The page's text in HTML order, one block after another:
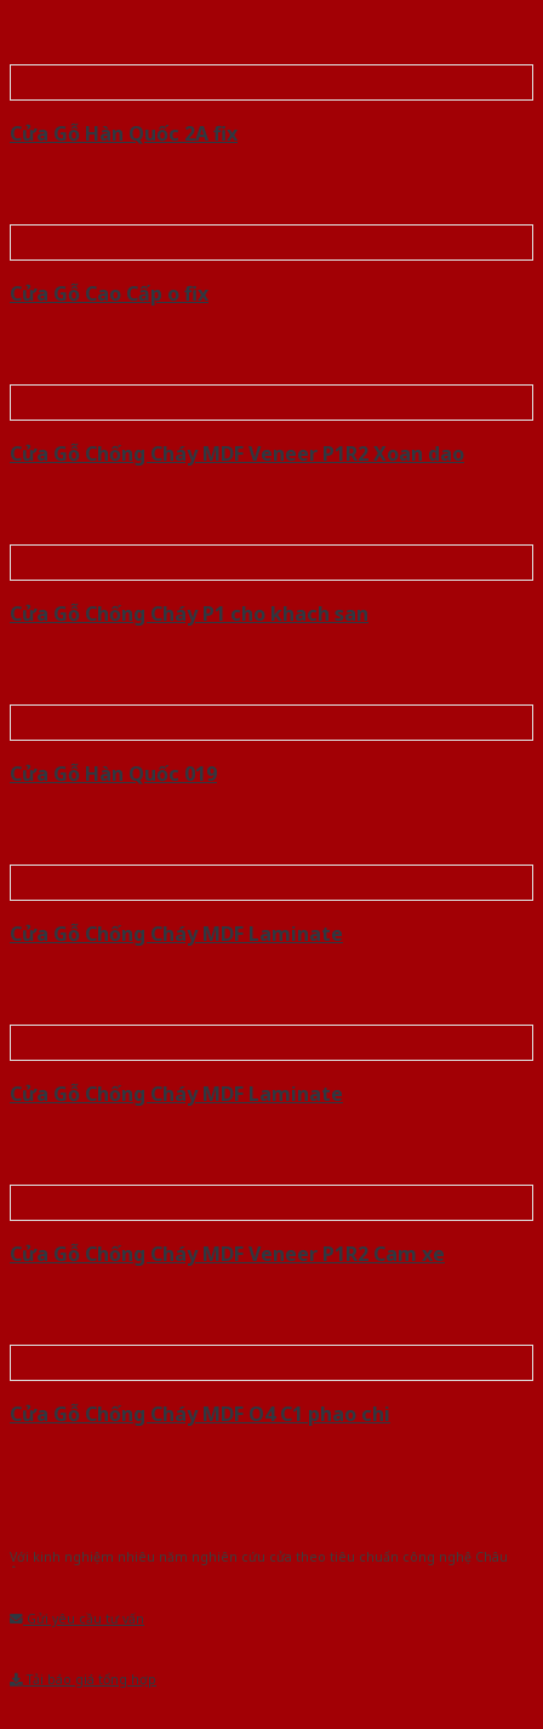
Cửa Gỗ Hàn Quốc 2A fix
Cửa Gỗ Cao Cấp o fix
Cửa Gỗ Chống Cháy MDF Veneer P1R2 Xoan dao
Cửa Gỗ Chống Cháy P1 cho khach san
Cửa Gỗ Hàn Quốc 019
Cửa Gỗ Chống Cháy MDF Laminate
Cửa Gỗ Chống Cháy MDF Laminate
Cửa Gỗ Chống Cháy MDF Veneer P1R2 Cam xe
Cửa Gỗ Chống Cháy MDF O4 C1 phao chi
Với kinh nghiệm nhiêu năm nghiên cứu cửa theo tiêu chuẩn công nghệ Châu
Âu.Chúng tôi tự tin là nhà sản xuất & cung cấp hàng đầu tại Việt Nam!
Gửi yêu cầu tư vấn
Tải báo giá tổng hợp